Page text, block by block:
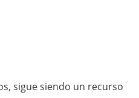
sigue siendo un recurso